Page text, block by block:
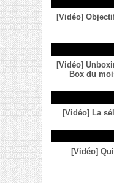
[Vidéo]
[Vidéo]
Box du
[Vidéo] La
[Vidéo]